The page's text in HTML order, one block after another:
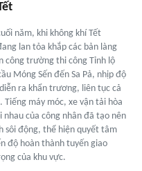
năm, khi không khí Tết
lan tỏa khắp các bản làng
công trường thi công Tỉnh lộ
Móng Sến đến Sa Pả, nhịp độ
ra khẩn trương, liên tục cả
Tiếng máy móc, xe vận tải hòa
nhau của công nhân đã tạo nên
sôi động, thể hiện quyết tâm
độ hoàn thành tuyến giao
của khu vực.